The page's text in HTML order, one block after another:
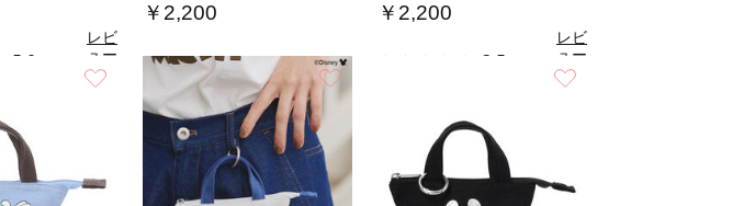
5.0
レビ
ュー
を見
る
￥2,200 ￥2,200
3.5
レビ
ュー
を見
る